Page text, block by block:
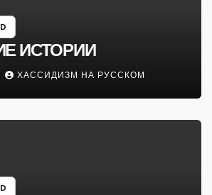
ИСТОРИИ
ХАССИДИЗМ НА РУССКОМ